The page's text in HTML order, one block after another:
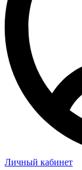
Личный кабинет